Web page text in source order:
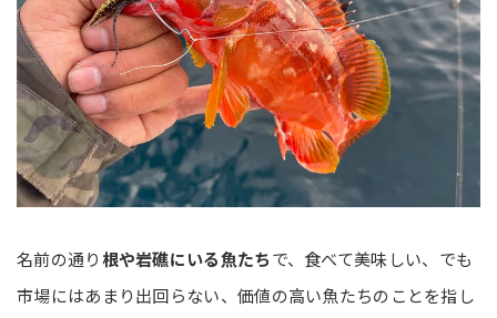
名前の通り根や岩礁にいる魚たちで、食べて美味しい、でも
市場にはあまり出回らない、価値の高い魚たちのことを指し